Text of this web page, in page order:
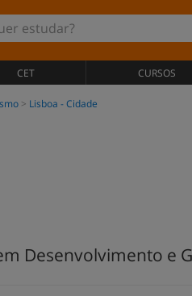
CET CURSOS
Lisboa - Cidade
Desenvolvimento e